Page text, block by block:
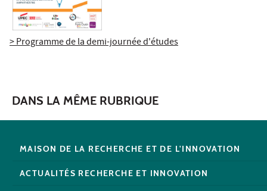
> Programme de la demi-journée d'études
DANS LA MÊME RUBRIQUE
MAISON DE LA RECHERCHE ET DE L'INNOVATION
ACTUALITÉS RECHERCHE ET INNOVATION